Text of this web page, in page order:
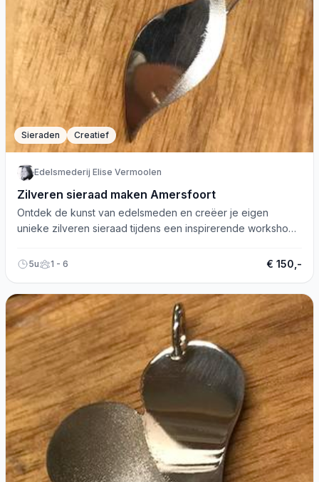
Sieraden Creatief
Edelsmederij Elise Vermoolen
Zilveren sieraad maken Amersfoort
Ontdek de kunst van edelsmeden en creëer je eigen
unieke zilveren sieraad tijdens een inspirerende workshop
5u 1 - 6 € 150,-